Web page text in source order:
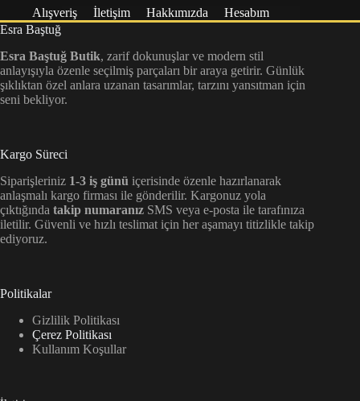
Alışveriş İletişim Hakkımızda
Hesabım
Esra Baştuğ
Esra Baştuğ Butik, zarif dokunuşlar ve modern stil
anlayışıyla özenle seçilmiş parçaları bir araya getirir. Günlük
şıklıktan özel anlara uzanan tasarımlar, tarzını yansıtman için
seni bekliyor.
Kargo Süreci
Siparişleriniz 1-3 iş günü içerisinde özenle hazırlanarak
anlaşmalı kargo firması ile gönderilir. Kargonuz yola
çıktığında takip numaranız SMS veya e-posta ile tarafınıza
iletilir. Güvenli ve hızlı teslimat için her aşamayı titizlikle takip
ediyoruz.
Politikalar
Gizlilik Politikası
Çerez Politikası
Kullanım Koşullar